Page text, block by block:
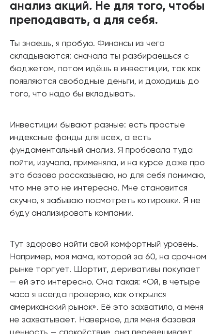
анализ акций. Не для того, чтобы
преподавать, а для себя.
Ты знаешь, я пробую. Финансы из чего
складываются: сначала ты разбираешься с
бюджетом, потом идёшь в инвестиции, так как
появляются свободные деньги, и доходишь до
того, что надо бы вкладывать.
Инвестиции бывают разные: есть простые
индексные фонды для всех, а есть
фундаментальный анализ. Я пробовала туда
пойти, изучала, применяла, и на курсе даже про
это базово рассказываю, но для себя понимаю,
что мне это не интересно. Мне становится
скучно, я забываю посмотреть котировки. Я не
буду анализировать компании.
Тут здорово найти свой комфортный уровень.
Например, моя мама, которой за 60, на срочном
рынке торгует. Шортит, деривативы покупает
— ей это интересно. Она такая: «Ой, в четыре
часа я всегда проверяю, как открылся
американский рынок». Её это захватило, а меня
не захватывает. Наверное, для меня базовая